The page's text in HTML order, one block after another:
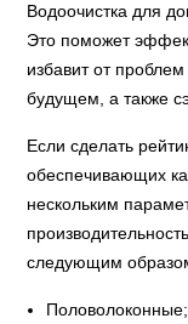
Водоочистка для
Это поможет
избавит от
будущем, а также
Если сделать
обеспечивающих
нескольким
следующим
Половолоконные;